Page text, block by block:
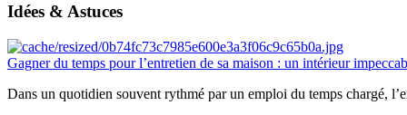
Idées & Astuces
Gagner du temps pour l’entretien de sa maison : un intérieur
Dans un quotidien souvent rythmé par un emploi du temps chargé,